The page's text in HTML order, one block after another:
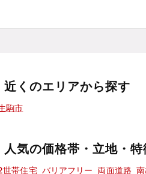
近くのエリアから探す
駒市
人気の価格帯・立地・
世帯住宅 バリアフリー 両面道路